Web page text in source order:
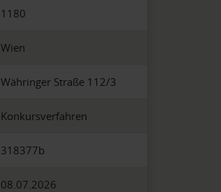
1180
Wien
Währinger Straße 112/3
Konkursverfahren
318377b
08.07.2026